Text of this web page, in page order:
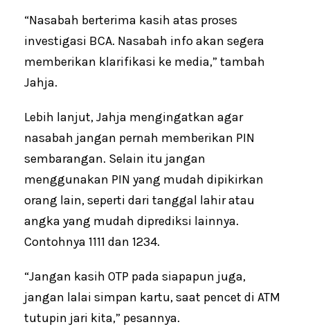
“Nasabah berterima kasih atas proses
investigasi BCA. Nasabah info akan segera
memberikan klarifikasi ke media,” tambah
Jahja.
Lebih lanjut, Jahja mengingatkan agar
nasabah jangan pernah memberikan PIN
sembarangan. Selain itu jangan
menggunakan PIN yang mudah dipikirkan
orang lain, seperti dari tanggal lahir atau
angka yang mudah diprediksi lainnya.
Contohnya 1111 dan 1234.
“Jangan kasih OTP pada siapapun juga,
jangan lalai simpan kartu, saat pencet di ATM
tutupin jari kita,” pesannya.